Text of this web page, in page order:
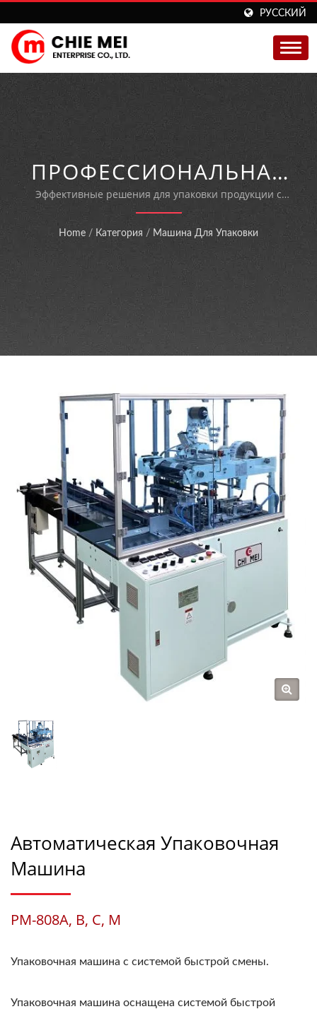
РУССКИЙ
ПРОФЕССИОНАЛЬНАЯ
АВТОМАТИЧЕСКАЯ
УПАКОВОЧНАЯ
МАШИНА С СИСТЕМОЙ
БЫСТРОЙ СМЕНЫ
ОБОРУДОВАНИЯ.
Эффективные решения для упаковки продукции с
использованием целлофана и пленки, позволяющие
быстро регулировать размер упаковки.
Home / Категория / Машина Для Упаковки
Автоматическая Упаковочная
Машина
PM-808A, B, C, M
Упаковочная машина с системой быстрой смены.
Упаковочная машина оснащена системой быстрой